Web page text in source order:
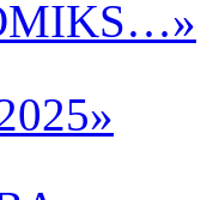
»
»